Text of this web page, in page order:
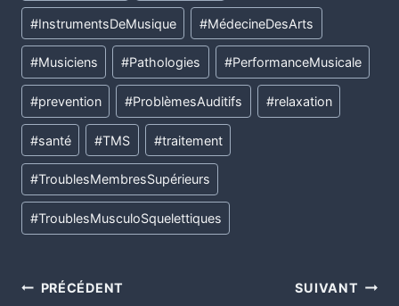
#InstrumentsDeMusique #MédecineDesArts
#Musiciens #Pathologies #PerformanceMusicale
#prevention #ProblèmesAuditifs #relaxation
#santé #TMS #traitement
#TroublesMembresSupérieurs
#TroublesMusculoSquelettiques
PRÉCÉDENT SUIVANT